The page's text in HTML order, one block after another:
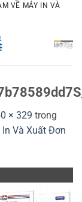
VỀ MÁY IN VÀ
× 329 trong
Và Xuất Đơn